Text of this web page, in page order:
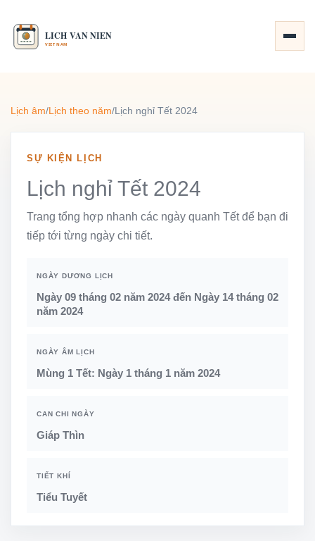
Lịch âm/Lịch theo năm/Lịch nghỉ Tết 2024
SỰ KIỆN LỊCH
Lịch nghỉ Tết 2024
Trang tổng hợp nhanh các ngày quanh Tết để bạn đi
tiếp tới từng ngày chi tiết.
NGÀY DƯƠNG LỊCH
Ngày 09 tháng 02 năm 2024 đến Ngày 14 tháng 02
năm 2024
NGÀY ÂM LỊCH
Mùng 1 Tết: Ngày 1 tháng 1 năm 2024
CAN CHI NGÀY
Giáp Thìn
TIẾT KHÍ
Tiểu Tuyết